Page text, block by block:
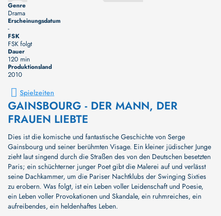
Genre
Drama
Erscheinungsdatum
-
FSK
FSK folgt
Dauer
120 min
Produktionsland
2010
Spielzeiten
GAINSBOURG - DER MANN, DER
FRAUEN LIEBTE
Dies ist die komische und fantastische Geschichte von Serge
Gainsbourg und seiner berühmten Visage. Ein kleiner jüdischer Junge
zieht laut singend durch die Straßen des von den Deutschen besetzten
Paris; ein schüchterner junger Poet gibt die Malerei auf und verlässt
seine Dachkammer, um die Pariser Nachtklubs der Swinging Sixties
zu erobern. Was folgt, ist ein Leben voller Leidenschaft und Poesie,
ein Leben voller Provokationen und Skandale, ein ruhmreiches, ein
aufreibendes, ein heldenhaftes Leben.